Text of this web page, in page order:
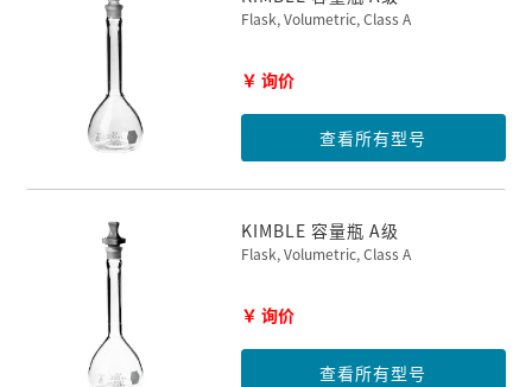
Flask, Volumetric, Class A
￥ 询价
查看所有型号
KIMBLE 容量瓶 A级
Flask, Volumetric, Class A
￥ 询价
查看所有型号